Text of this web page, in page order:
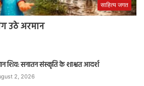
साहित्य जगत
उठे अरमान
शिव: सनातन संस्कृति के शाश्वत आदर्श
2, 2026